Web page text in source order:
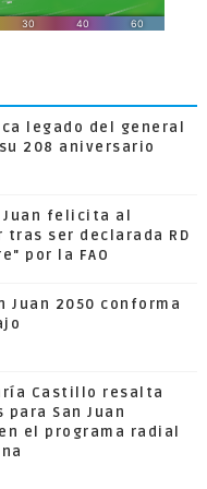
legado del general
208 aniversario
Juan felicita al
ser declarada RD
por la FAO
Juan 2050 conforma
Castillo resalta
San Juan
el programa radial